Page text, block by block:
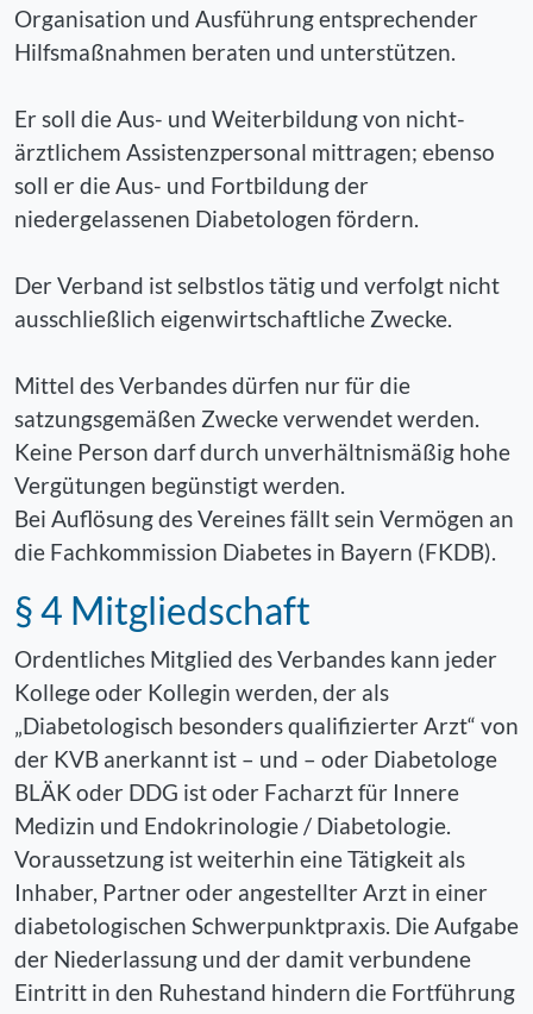
Organisation und Ausführung entsprechender
Hilfsmaßnahmen beraten und unterstützen.
Er soll die Aus- und Weiterbildung von nicht-
ärztlichem Assistenzpersonal mittragen; ebenso
soll er die Aus- und Fortbildung der
niedergelassenen Diabetologen fördern.
Der Verband ist selbstlos tätig und verfolgt nicht
ausschließlich eigenwirtschaftliche Zwecke.
Mittel des Verbandes dürfen nur für die
satzungsgemäßen Zwecke verwendet werden.
Keine Person darf durch unverhältnismäßig hohe
Vergütungen begünstigt werden.
Bei Auflösung des Vereines fällt sein Vermögen an
die Fachkommission Diabetes in Bayern (FKDB).
§ 4 Mitgliedschaft
Ordentliches Mitglied des Verbandes kann jeder
Kollege oder Kollegin werden, der als
„Diabetologisch besonders qualifizierter Arzt“ von
der KVB anerkannt ist – und – oder Diabetologe
BLÄK oder DDG ist oder Facharzt für Innere
Medizin und Endokrinologie / Diabetologie.
Voraussetzung ist weiterhin eine Tätigkeit als
Inhaber, Partner oder angestellter Arzt in einer
diabetologischen Schwerpunktpraxis. Die Aufgabe
der Niederlassung und der damit verbundene
Eintritt in den Ruhestand hindern die Fortführung